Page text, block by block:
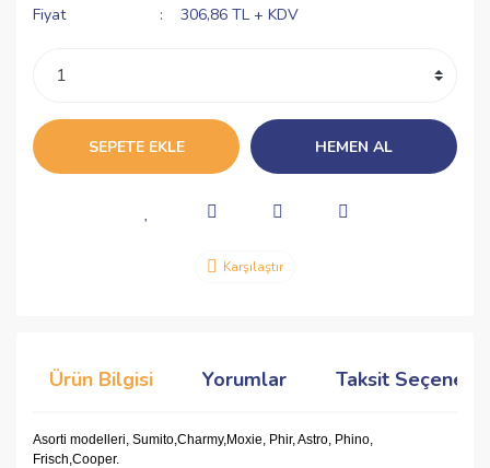
Fiyat
306,86 TL + KDV
SEPETE EKLE HEMEN AL
Karşılaştır
Ürün Bilgisi Yorumlar Taksit
Asorti modelleri, Sumito,Charmy,Moxie, Phir, Astro, Phino,
Frisch,Cooper.